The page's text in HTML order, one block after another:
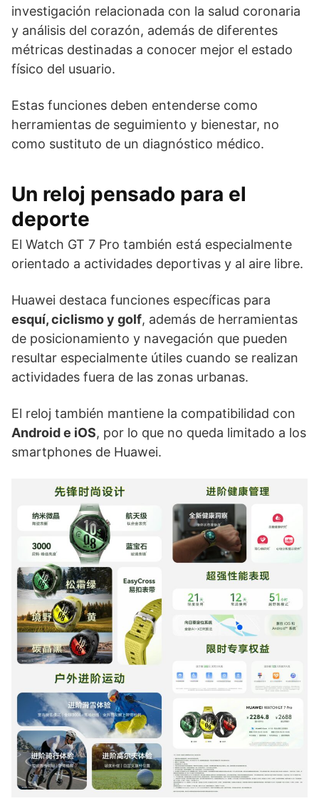
investigación relacionada con la salud coronaria
y análisis del corazón, además de diferentes
métricas destinadas a conocer mejor el estado
físico del usuario.
Estas funciones deben entenderse como
herramientas de seguimiento y bienestar, no
como sustituto de un diagnóstico médico.
Un reloj pensado para el
deporte
El Watch GT 7 Pro también está especialmente
orientado a actividades deportivas y al aire libre.
Huawei destaca funciones específicas para
esquí, ciclismo y golf, además de herramientas
de posicionamiento y navegación que pueden
resultar especialmente útiles cuando se realizan
actividades fuera de las zonas urbanas.
El reloj también mantiene la compatibilidad con
Android e iOS, por lo que no queda limitado a los
smartphones de Huawei.